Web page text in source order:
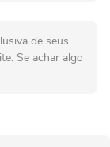
de seus
Se achar algo